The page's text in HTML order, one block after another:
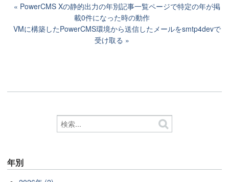
PowerCMS Xの静的出力の年別記事一覧ページで特定の年が掲
載0件になった時の動作
VMに構築したPowerCMS環境から送信したメールをsmtp4devで
受け取る
年別